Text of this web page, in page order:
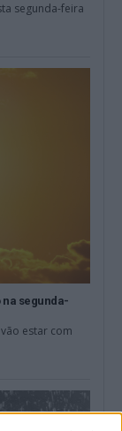
segunda-feira
segunda-
estar com